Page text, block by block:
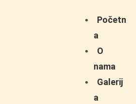
Početn
a
O
nama
Galerij
a